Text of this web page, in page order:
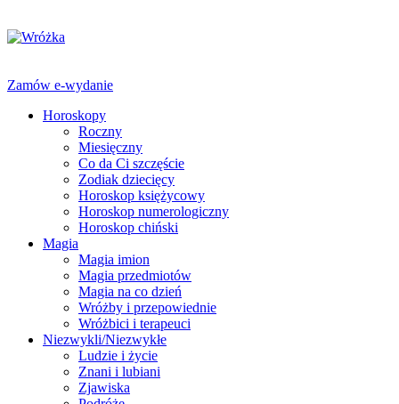
Zamów e-wydanie
Horoskopy
Roczny
Miesięczny
Co da Ci szczęście
Zodiak dziecięcy
Horoskop księżycowy
Horoskop numerologiczny
Horoskop chiński
Magia
Magia imion
Magia przedmiotów
Magia na co dzień
Wróżby i przepowiednie
Wróżbici i terapeuci
Niezwykli/Niezwykłe
Ludzie i życie
Znani i lubiani
Zjawiska